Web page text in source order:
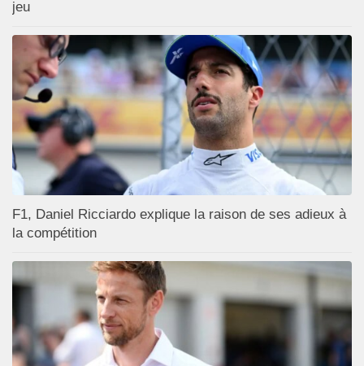
jeu
F1, Daniel Ricciardo explique la raison de ses adieux à
la compétition